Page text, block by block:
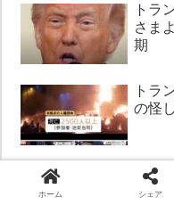
トラ
さま
期
トラ
の怪
ホーム シェア